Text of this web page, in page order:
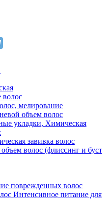
мелирование
объем волос
укладки, Химическая
завивка волос
волос (флиссинг и буст
поврежденных волос
Интенсивное питание для